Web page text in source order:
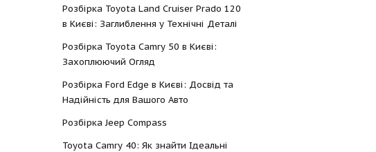
Розбірка Toyota Land Cruiser Prado 120
в Києві: Заглиблення у Технічні Деталі
Розбірка Toyota Camry 50 в Києві:
Захоплюючий Огляд
Розбірка Ford Edge в Києві: Досвід та
Надійність для Вашого Авто
Розбірка Jeep Compass
Toyota Camry 40: Як знайти Ідеальні